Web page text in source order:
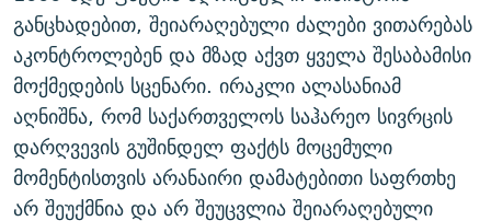
ᲨᲘᲜ - ᲣᲪᲮᲝᲔᲗᲨᲘ
ᲚᲘᲢᲔᲠᲐᲢᲣᲠᲣᲚᲘ ᲬᲐᲮᲜᲐᲒᲔᲑᲘ
ᲐᲛᲔᲠᲘᲙᲣᲚᲘ ᲛᲝᲗᲮᲠᲝᲑᲐ
ᲘᲛᲞᲔᲠᲘᲐ ᲓᲐ ᲠᲐᲓᲘᲝ
11 ᲬᲔᲚᲘ - 11 ᲐᲛᲑᲐᲕᲘ
ᲡᲐᲞᲐᲠᲚᲐᲛᲔᲜᲢᲝ ᲐᲠᲩᲔᲕᲜᲔᲑᲘᲡ ᲘᲡᲢᲝᲠᲘᲐ
ᲑᲐᲕᲨᲕᲔᲑᲘ ᲞᲠᲝᲡᲢᲘᲢᲣᲪᲘᲐᲨᲘ - ᲐᲛᲝᲣᲗᲥᲛᲔᲚᲘ ᲐᲛᲑᲐᲕᲘ
5 ᲐᲛᲑᲐᲕᲘ - 20 ᲘᲕᲜᲘᲡᲡ ᲓᲐᲨᲐᲕᲔᲑᲣᲚᲔᲑᲘ
ᲐᲒᲕᲘᲡᲢᲝᲡ ᲝᲛᲘ
რთე/რთ-ის ყველა საიტი
განცხადებით, შეიარაღებული ძალები ვითარებას
აკონტროლებენ და მზად აქვთ ყველა შესაბამისი
მოქმედების სცენარი. ირაკლი ალასანიამ
აღნიშნა, რომ საქართველოს საჰარეო სივრცის
დარღვევის გუშინდელ ფაქტს მოცემული
მომენტისთვის არანაირი დამატებითი საფრთხე
არ შეუქმნია და არ შეუცვლია შეიარაღებული